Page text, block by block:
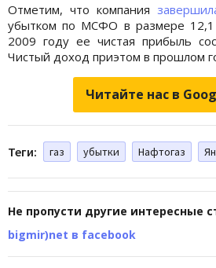
Отметим, что компания
убытком по МСФО в размере 12,1
2009 году ее чистая прибыль
Чистый доход приэтом в прошлом
Читайте нас в
Теги: газ убытки Нафтогаз
Не пропусти другие интересные
bigmir)net в facebook